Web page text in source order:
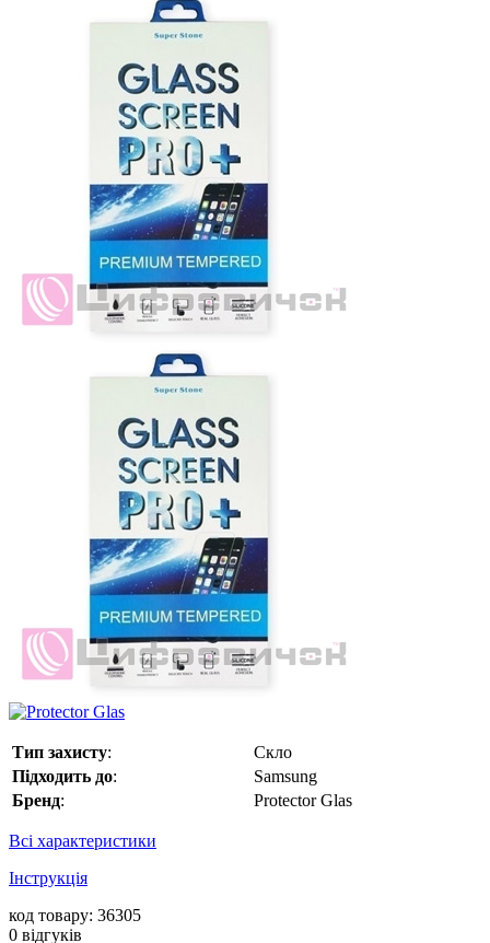
Тип захисту:
Скло
Підходить до:
Samsung
Бренд: Protector Glas
Всі характеристики
Інструкція
код товару: 36305
0 відгуків